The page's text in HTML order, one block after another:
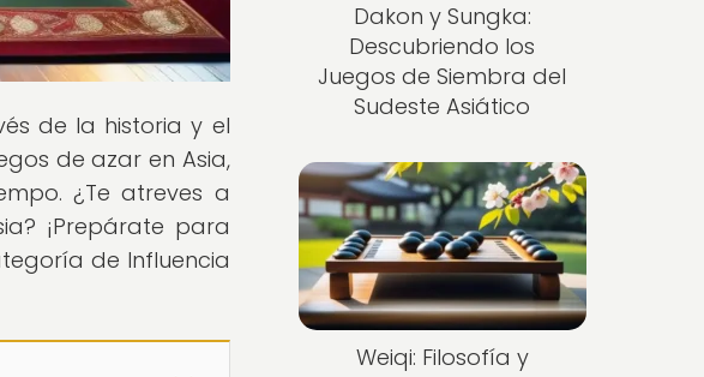
de la historia y el
de azar en Asia,
¿Te atreves a
¡Prepárate para
de Influencia
Dakon y Sungka:
Descubriendo los
Juegos de Siembra del
Sudeste Asiático
Weiqi: Filosofía y